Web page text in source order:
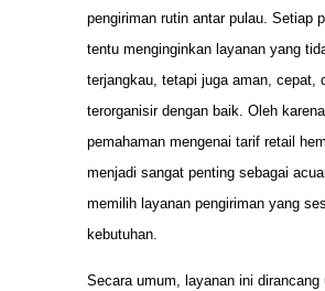
pengiriman rutin antar pulau. Setiap
tentu menginginkan layanan yang
terjangkau, tetapi juga aman, cepat,
terorganisir dengan baik. Oleh karena
pemahaman mengenai tarif retail
menjadi sangat penting sebagai
memilih layanan pengiriman yang
kebutuhan.
Secara umum, layanan ini dirancang